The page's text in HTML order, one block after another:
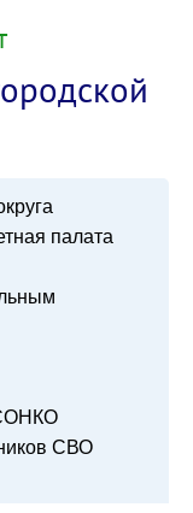
палата
СВО